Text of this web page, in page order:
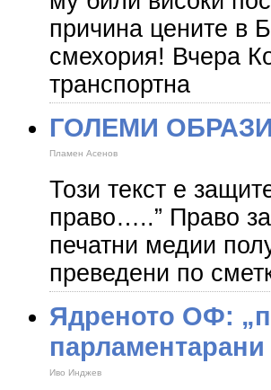
причина цените в
смехория! Вчера
транспортна
ГОЛЕМИ
Пламен Асенов
Този текст е
право…..” Право
печатни медии
преведени по
Ядреното ОФ:
Иво Инджев